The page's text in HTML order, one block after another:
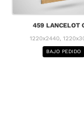
459 LANCELOT
1220x2440,
BAJO PEDIDO